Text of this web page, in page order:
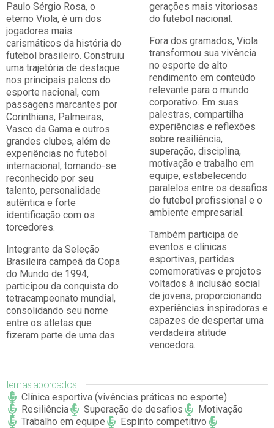
Paulo Sérgio Rosa, o
eterno Viola, é um dos
jogadores mais
carismáticos da história do
futebol brasileiro. Construiu
uma trajetória de destaque
nos principais palcos do
esporte nacional, com
passagens marcantes por
Corinthians, Palmeiras,
Vasco da Gama e outros
grandes clubes, além de
experiências no futebol
internacional, tornando-se
reconhecido por seu
talento, personalidade
autêntica e forte
identificação com os
torcedores.
Integrante da Seleção
Brasileira campeã da Copa
do Mundo de 1994,
participou da conquista do
tetracampeonato mundial,
consolidando seu nome
entre os atletas que
fizeram parte de uma das
gerações mais vitoriosas
do futebol nacional.
Fora dos gramados, Viola
transformou sua vivência
no esporte de alto
rendimento em conteúdo
relevante para o mundo
corporativo. Em suas
palestras, compartilha
experiências e reflexões
sobre resiliência,
superação, disciplina,
motivação e trabalho em
equipe, estabelecendo
paralelos entre os desafios
do futebol profissional e o
ambiente empresarial.
Também participa de
eventos e clínicas
esportivas, partidas
comemorativas e projetos
voltados à inclusão social
de jovens, proporcionando
experiências inspiradoras e
capazes de despertar uma
verdadeira atitude
vencedora.
temas abordados
Clínica esportiva (vivências práticas no esporte)
Resiliência
Superação de desafios
Motivação
Trabalho em equipe
Espírito competitivo